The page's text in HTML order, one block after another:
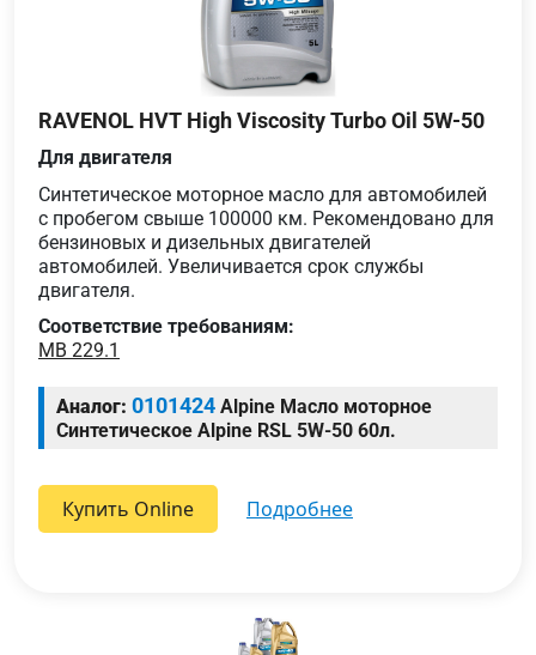
RAVENOL HVT High Viscosity Turbo Oil 5W-50
Для двигателя
Cинтетическое моторное масло для автомобилей
с пробегом свыше 100000 км. Рекомендовано для
бензиновых и дизельных двигателей
автомобилей. Увеличивается срок службы
двигателя.
Соответствие требованиям:
MB 229.1
Аналог: 0101424 Alpine Масло моторное
Синтетическое Alpine RSL 5W-50 60л.
Купить Online подробнее